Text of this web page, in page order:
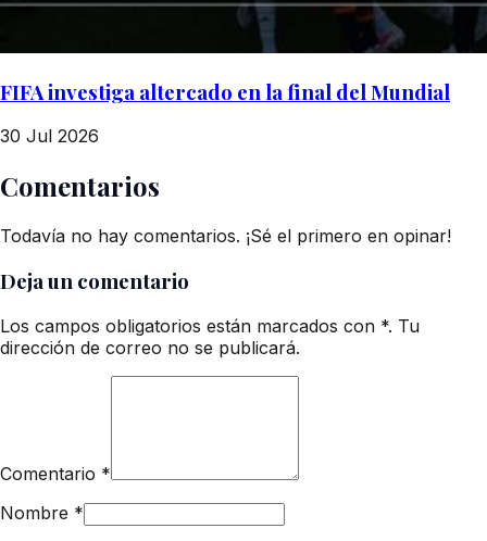
FIFA investiga altercado en la final del Mundial
30 Jul 2026
Comentarios
Todavía no hay comentarios. ¡Sé el primero en opinar!
Deja un comentario
Los campos obligatorios están marcados con *. Tu
dirección de correo no se publicará.
Comentario *
Nombre *